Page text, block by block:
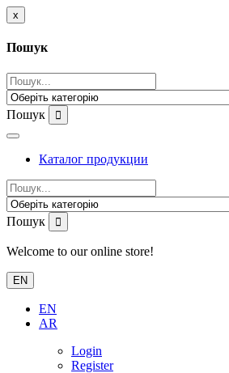
x
Пошук
Пошук
Каталог продукции
Пошук
Welcome to our online store!
EN
EN
AR
Login
Register